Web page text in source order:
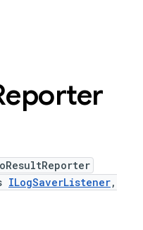
ILogSaverListener,